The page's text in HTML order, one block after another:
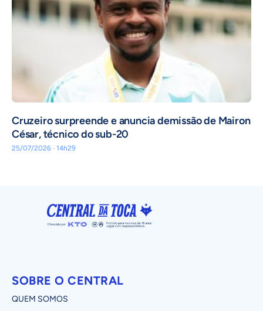
Cruzeiro surpreende e anuncia demissão de Mairon
César, técnico do sub-20
25/07/2026 · 14h29
SOBRE O CENTRAL
QUEM SOMOS